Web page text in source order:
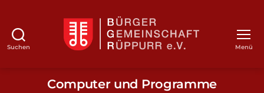
Suchen Menü
Computer und Programme